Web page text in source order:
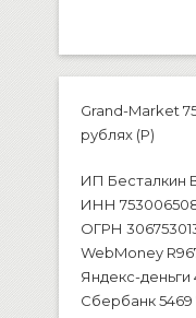
Grand-Market
рублях (P)
ИП Бесталкин
ИНН
ОГРН
WebMoney
Яндекс-деньги
Сбербанк 5469